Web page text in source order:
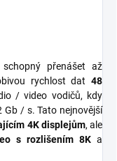
schopný přenášet až
rychlost dat48
/ video vodičů, kdy
Gb / s. Tato nejnovější
4K displejům, ale
s rozlišením 8K a